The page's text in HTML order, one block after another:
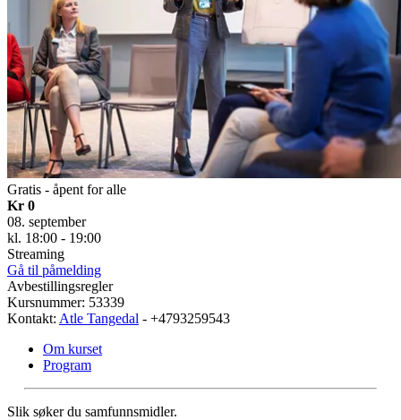
Gratis - åpent for alle
Kr 0
08. september
kl. 18:00 - 19:00
Streaming
Gå til påmelding
Avbestillingsregler
Kursnummer: 53339
Kontakt: Atle Tangedal - +4793259543
Om kurset
Program
Slik søker du samfunnsmidler.